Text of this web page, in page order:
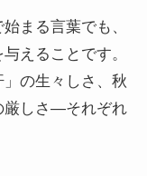
まる言葉でも、
えることです。
の生々しさ、秋
厳しさ—それぞれ